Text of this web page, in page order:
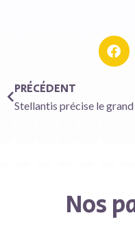
PRÉCÉDENT
Nos